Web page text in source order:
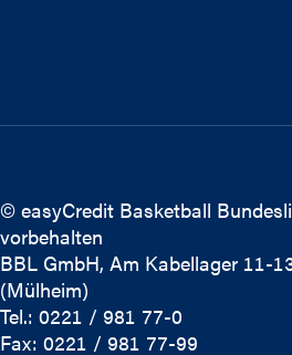
© easyCredit Basketball
vorbehalten
BBL GmbH, Am Kabellager 11-
(Mülheim)
Tel.: 0221 / 981 77-0
Fax: 0221 / 981 77-99